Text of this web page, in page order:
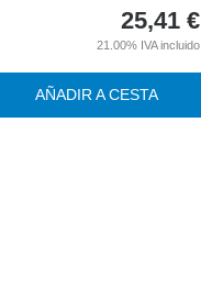
25,41 €
21.00% IVA incluido
AÑADIR A CESTA